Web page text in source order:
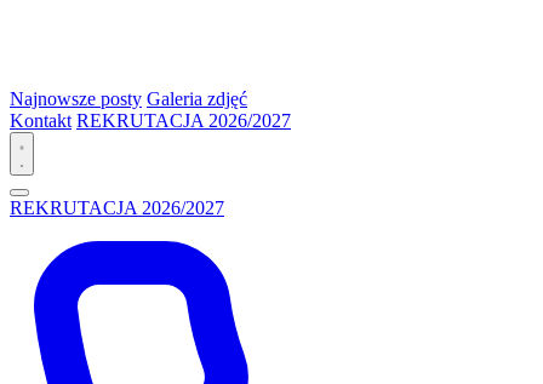
Najnowsze posty Galeria zdjęć
Kontakt REKRUTACJA 2026/2027
REKRUTACJA 2026/2027